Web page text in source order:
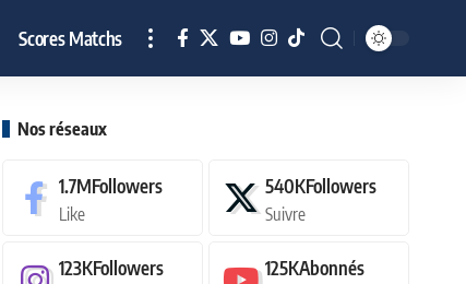
Scores Matchs
Nos réseaux
1.7MFollowers
Like
540KFollowers
Suivre
123KFollowers 125KAbonnés